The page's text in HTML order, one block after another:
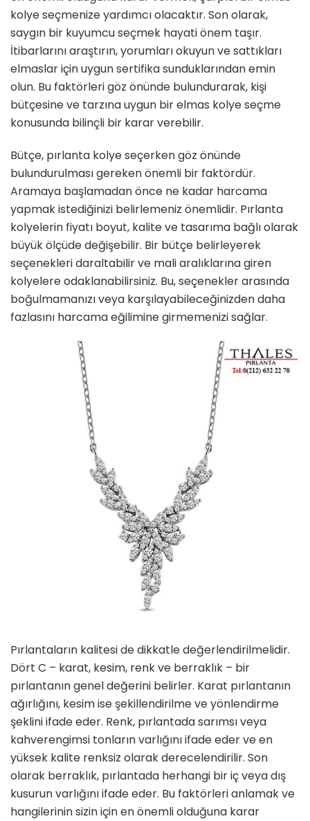
kolye seçmenize yardımcı olacaktır. Son olarak,
saygın bir kuyumcu seçmek hayati önem taşır.
İtibarlarını araştırın, yorumları okuyun ve sattıkları
elmaslar için uygun sertifika sunduklarından emin
olun. Bu faktörleri göz önünde bulundurarak, kişi
bütçesine ve tarzına uygun bir elmas kolye seçme
konusunda bilinçli bir karar verebilir.
Bütçe, pırlanta kolye seçerken göz önünde
bulundurulması gereken önemli bir faktördür.
Aramaya başlamadan önce ne kadar harcama
yapmak istediğinizi belirlemeniz önemlidir. Pırlanta
kolyelerin fiyatı boyut, kalite ve tasarıma bağlı olarak
büyük ölçüde değişebilir. Bir bütçe belirleyerek
seçenekleri daraltabilir ve mali aralıklarına giren
kolyelere odaklanabilirsiniz. Bu, seçenekler arasında
boğulmamanızı veya karşılayabileceğinizden daha
fazlasını harcama eğilimine girmemenizi sağlar.
Pırlantaların kalitesi de dikkatle değerlendirilmelidir.
Dört C – karat, kesim, renk ve berraklık – bir
pırlantanın genel değerini belirler. Karat pırlantanın
ağırlığını, kesim ise şekillendirilme ve yönlendirme
şeklini ifade eder. Renk, pırlantada sarımsı veya
kahverengimsi tonların varlığını ifade eder ve en
yüksek kalite renksiz olarak derecelendirilir. Son
olarak berraklık, pırlantada herhangi bir iç veya dış
kusurun varlığını ifade eder. Bu faktörleri anlamak ve
hangilerinin sizin için en önemli olduğuna karar